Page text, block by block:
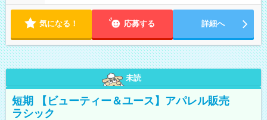
気になる！ 応募する 詳細へ
未読
短期 【ビューティー＆ユース】アパレル販売
ラシック